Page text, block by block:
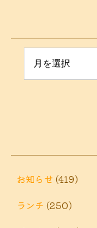
お知らせ (419)
ランチ (250)